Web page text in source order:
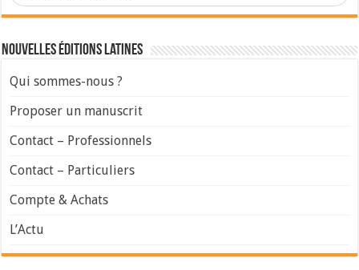
Nouvelles Éditions Latines
Qui sommes-nous ?
Proposer un manuscrit
Contact – Professionnels
Contact – Particuliers
Compte & Achats
L’Actu